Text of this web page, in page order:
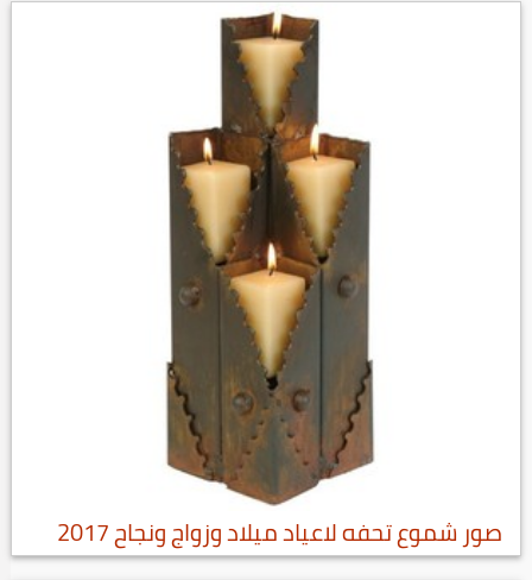
صور شموع تحفه لاعياد ميلاد وزواج ونجاح 2017